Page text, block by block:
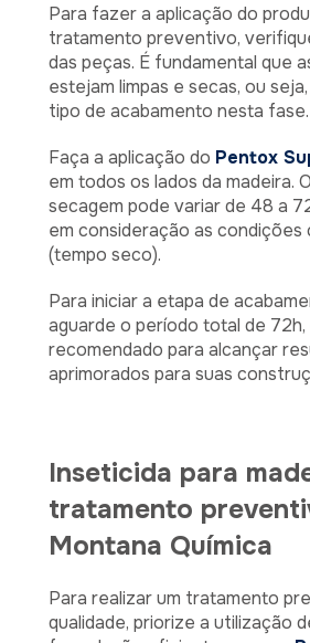
Para fazer a aplicação do
tratamento preventivo,
das peças. É fundamental que
estejam limpas e secas, ou
tipo de acabamento nesta fase.
Faça a aplicação do Pentox
em todos os lados da madeira.
secagem pode variar de 48 a
em consideração as condições
(tempo seco).
Para iniciar a etapa de
aguarde o período total de
recomendado para alcançar
aprimorados para suas
Inseticida para
tratamento
Montana Química
Para realizar um tratamento
qualidade, priorize a utilização